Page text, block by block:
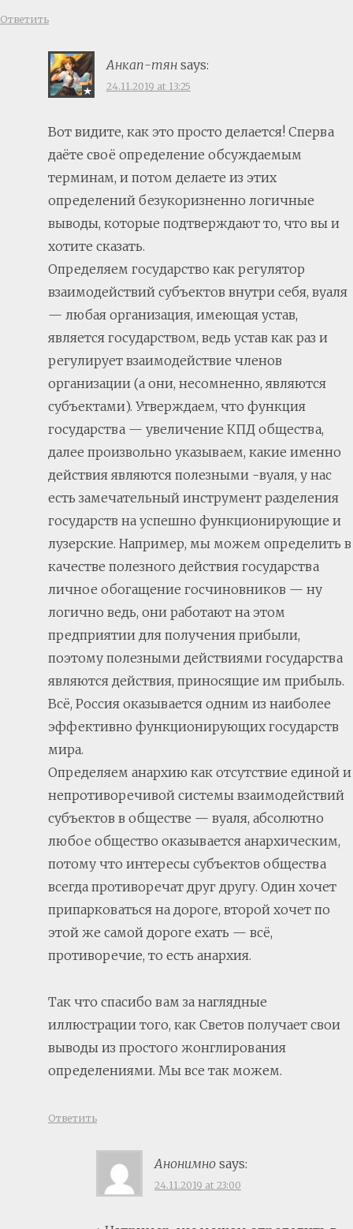
Ответить
Анкап-тян says:
24.11.2019 at 13:25
Вот видите, как это просто делается! Сперва
даёте своё определение обсуждаемым
терминам, и потом делаете из этих
определений безукоризненно логичные
выводы, которые подтверждают то, что вы и
хотите сказать.
Определяем государство как регулятор
взаимодействий субъектов внутри себя, вуаля
— любая организация, имеющая устав,
является государством, ведь устав как раз и
регулирует взаимодействие членов
организации (а они, несомненно, являются
субъектами). Утверждаем, что функция
государства — увеличение КПД общества,
далее произвольно указываем, какие именно
действия являются полезными -вуаля, у нас
есть замечательный инструмент разделения
государств на успешно функционирующие и
лузерские. Например, мы можем определить в
качестве полезного действия государства
личное обогащение госчиновников — ну
логично ведь, они работают на этом
предприятии для получения прибыли,
поэтому полезными действиями государства
являются действия, приносящие им прибыль.
Всё, Россия оказывается одним из наиболее
эффективно функционирующих государств
мира.
Определяем анархию как отсутствие единой и
непротиворечивой системы взаимодействий
субъектов в обществе — вуаля, абсолютно
любое общество оказывается анархическим,
потому что интересы субъектов общества
всегда противоречат друг другу. Один хочет
припарковаться на дороге, второй хочет по
этой же самой дороге ехать — всё,
противоречие, то есть анархия.
Так что спасибо вам за наглядные
иллюстрации того, как Светов получает свои
выводы из простого жонглирования
определениями. Мы все так можем.
Ответить
Анонимно says:
24.11.2019 at 23:00